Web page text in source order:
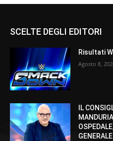
SCELTE DEGLI EDITORI
Risultati
Agosto 8,
IL